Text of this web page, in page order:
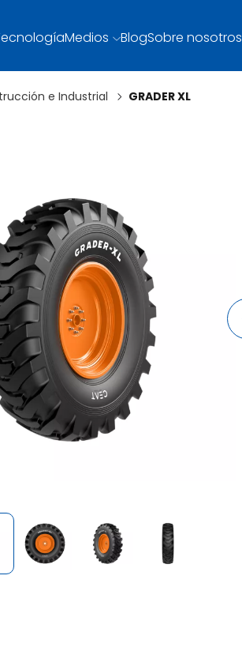
Medios BlogSobre nosotros
e Industrial GRADER XL